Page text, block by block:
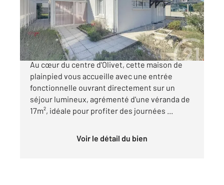
Maison à vendre
229 900 €
** MAISON DE PLAIN PIED CENTRE D'OLIVET **
Au cœur du centre d'Olivet, cette maison de
plainpied vous accueille avec une entrée
fonctionnelle ouvrant directement sur un
séjour lumineux, agrémenté d'une véranda de
17m², idéale pour profiter des journées ...
Voir le détail du bien